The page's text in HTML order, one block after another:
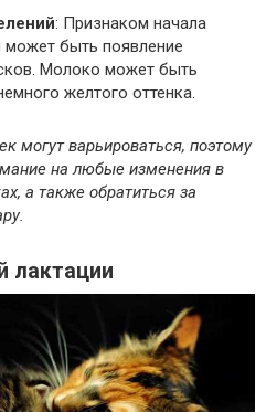
: Признаком начала
может быть появление
Молоко может быть
желтого оттенка.
могут варьироваться, поэтому
на любые изменения в
а также обратиться за
лактации